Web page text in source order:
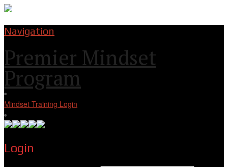
Navigation
Premier Mindset
Program
Mindset Training Login
Login